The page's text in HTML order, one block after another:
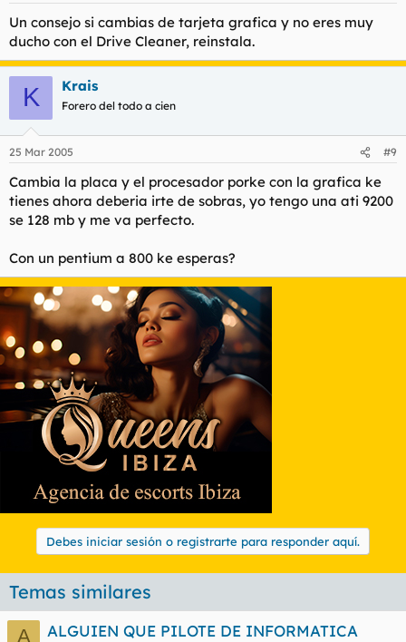
Un consejo si cambias de tarjeta grafica y no eres muy
ducho con el Drive Cleaner, reinstala.
K Krais
Forero del todo a cien
25 Mar 2005 #9
Cambia la placa y el procesador porke con la grafica ke
tienes ahora deberia irte de sobras, yo tengo una ati 9200
se 128 mb y me va perfecto.
Con un pentium a 800 ke esperas?
Debes iniciar sesión o registrarte para responder aquí.
Temas similares
A
ALGUIEN QUE PILOTE DE INFORMATICA